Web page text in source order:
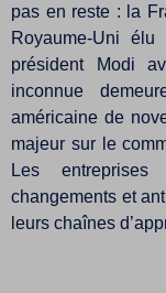
pas en reste : la
Royaume-Uni
président Modi
inconnue
américaine de
majeur sur le
Les
changements et
leurs chaînes